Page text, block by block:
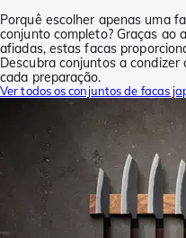
Porquê escolher apenas uma
conjunto completo? Graças ao
afiadas, estas facas
Descubra conjuntos a
cada preparação.
Ver todos os conjuntos de facas